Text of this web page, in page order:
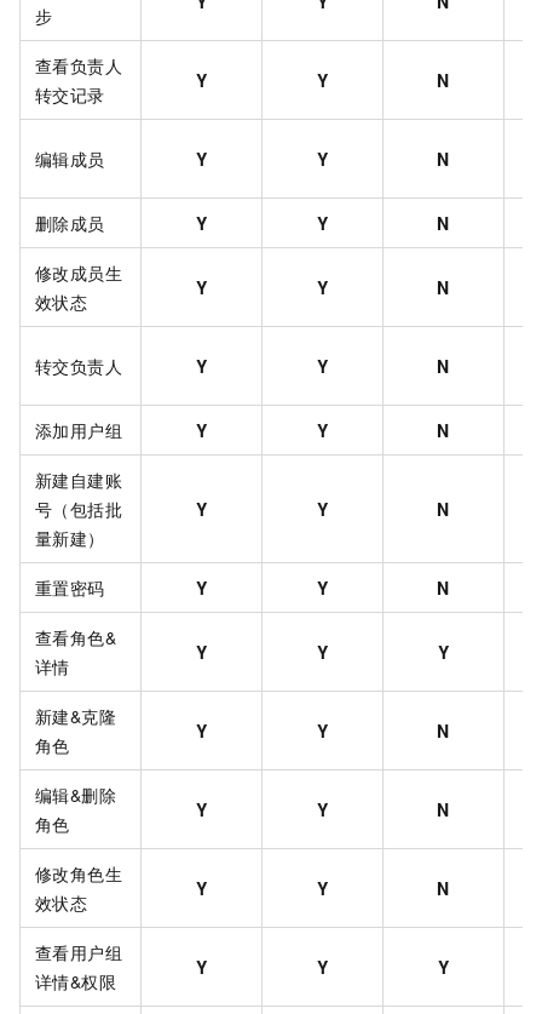
步
查看负责人
转交记录
Y Y N
编辑成员 Y Y N
删除成员 Y Y N
修改成员生
效状态
Y Y N
转交负责人 Y Y N
添加用户组 Y Y N
新建自建账
号（包括批
量新建）
Y Y N
重置密码 Y Y N
查看角色&
详情
Y Y Y
新建&克隆
角色
Y Y N
编辑&删除
角色
Y Y N
修改角色生
效状态
Y Y N
查看用户组
详情&权限
Y Y Y